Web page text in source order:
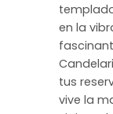
en la
tus
vive la